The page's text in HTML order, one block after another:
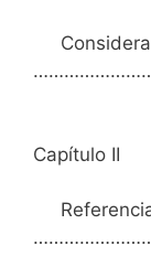
Capítulo II